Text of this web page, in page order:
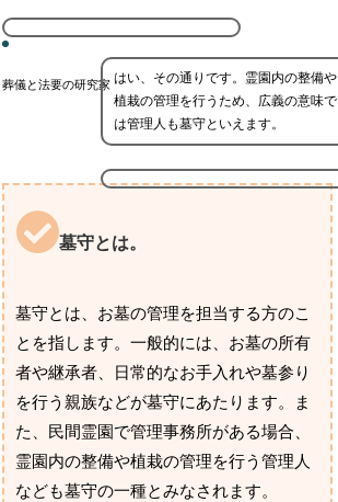
葬儀と法要の研究家 はい、その通りです。霊園内の整備や
植栽の管理を行うため、広義の意味で
は管理人も墓守といえます。
墓守とは。
墓守とは、お墓の管理を担当する方のこ
とを指します。一般的には、お墓の所有
者や継承者、日常的なお手入れや墓参り
を行う親族などが墓守にあたります。ま
た、民間霊園で管理事務所がある場合、
霊園内の整備や植栽の管理を行う管理人
なども墓守の一種とみなされます。